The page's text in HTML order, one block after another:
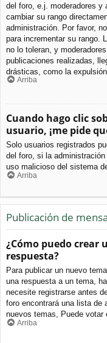
del foro, e.j. moderadores y
cambiar su rango
administración. Por favor,
para incrementar su rango.
no lo toleran, y
publicaciones realizadas,
drásticas, como la expulsión
Arriba
Cuando hago clic
usuario, ¡me pide
Solo usuarios registrados
del foro, si la
uso malicioso del sistema
Arriba
Publicación de
¿Cómo puedo crear
respuesta?
Para publicar un nuevo
una respuesta a un tema,
necesite registrarse antes
foro encontrará una lista de
nuevos temas, Puede votar
Arriba